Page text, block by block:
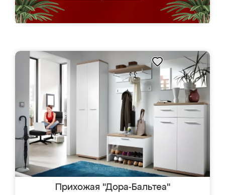
Прихожая "Дора-Бальтеа"